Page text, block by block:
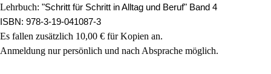
Lehrbuch: "Schritt für Schritt in Alltag und Beruf" Band 4
ISBN: 978-3-19-041087-3
Es fallen zusätzlich 10,00 € für Kopien an.
Anmeldung nur persönlich und nach Absprache möglich.